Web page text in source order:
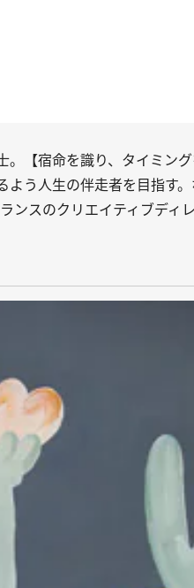
【宿命を識り、タイミン
う人生の伴走者を目指す
スのクリエイティブディレ